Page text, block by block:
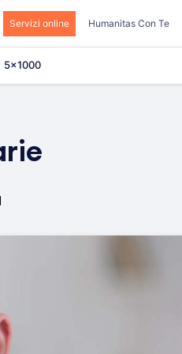
Servizi online Humanitas Con Te
5×1000